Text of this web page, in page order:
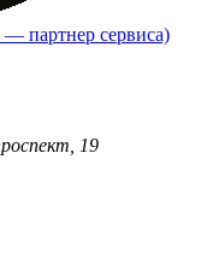
партнер сервиса)
19